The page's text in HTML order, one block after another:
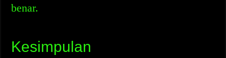
benar.
Kesimpulan